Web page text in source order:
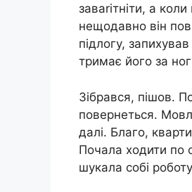
заваrітніти, а
нещодавно він
підлогу,
тримає його за
Зібрався, пішов.
повернеться.
далі. Благо,
Почала ходити по
шукала собі